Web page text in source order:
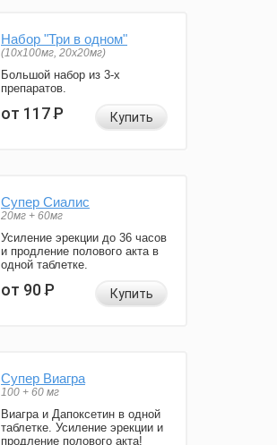
Набор "Три в одном"
(10x100мг, 20x20мг)
Большой набор из 3-х
препаратов.
от 117Р Купить
Супер Сиалис
20мг + 60мг
Усиление эрекции до 36 часов
и продление полового акта в
одной таблетке.
от 90Р Купить
Супер Виагра
100 + 60 мг
Виагра и Дапоксетин в одной
таблетке. Усиление эрекции и
продление полового акта!